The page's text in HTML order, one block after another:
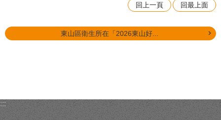
回上一頁 回最上面
東山區衛生所在「2026東山好...
:::